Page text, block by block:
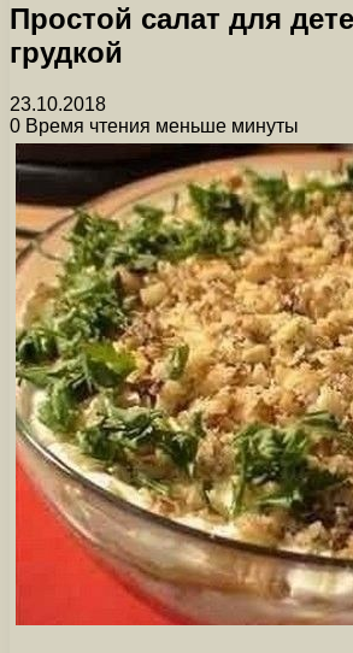
Простой салат для
грудкой
23.10.2018
0 Время чтения меньше минуты